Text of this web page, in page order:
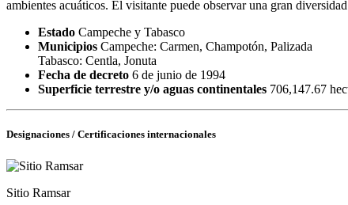
ambientes acuáticos. El visitante puede observar una gran
Estado Campeche y Tabasco
Municipios Campeche: Carmen, Champotón, Palizada
Tabasco: Centla, Jonuta
Fecha de decreto 6 de junio de 1994
Superficie terrestre y/o aguas continentales 706,147.67
Designaciones / Certificaciones internacionales
Sitio Ramsar